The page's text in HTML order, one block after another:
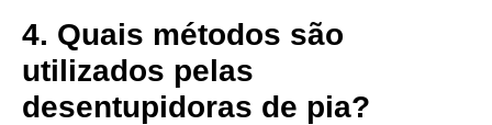
4. Quais métodos são
utilizados pelas
desentupidoras de pia?